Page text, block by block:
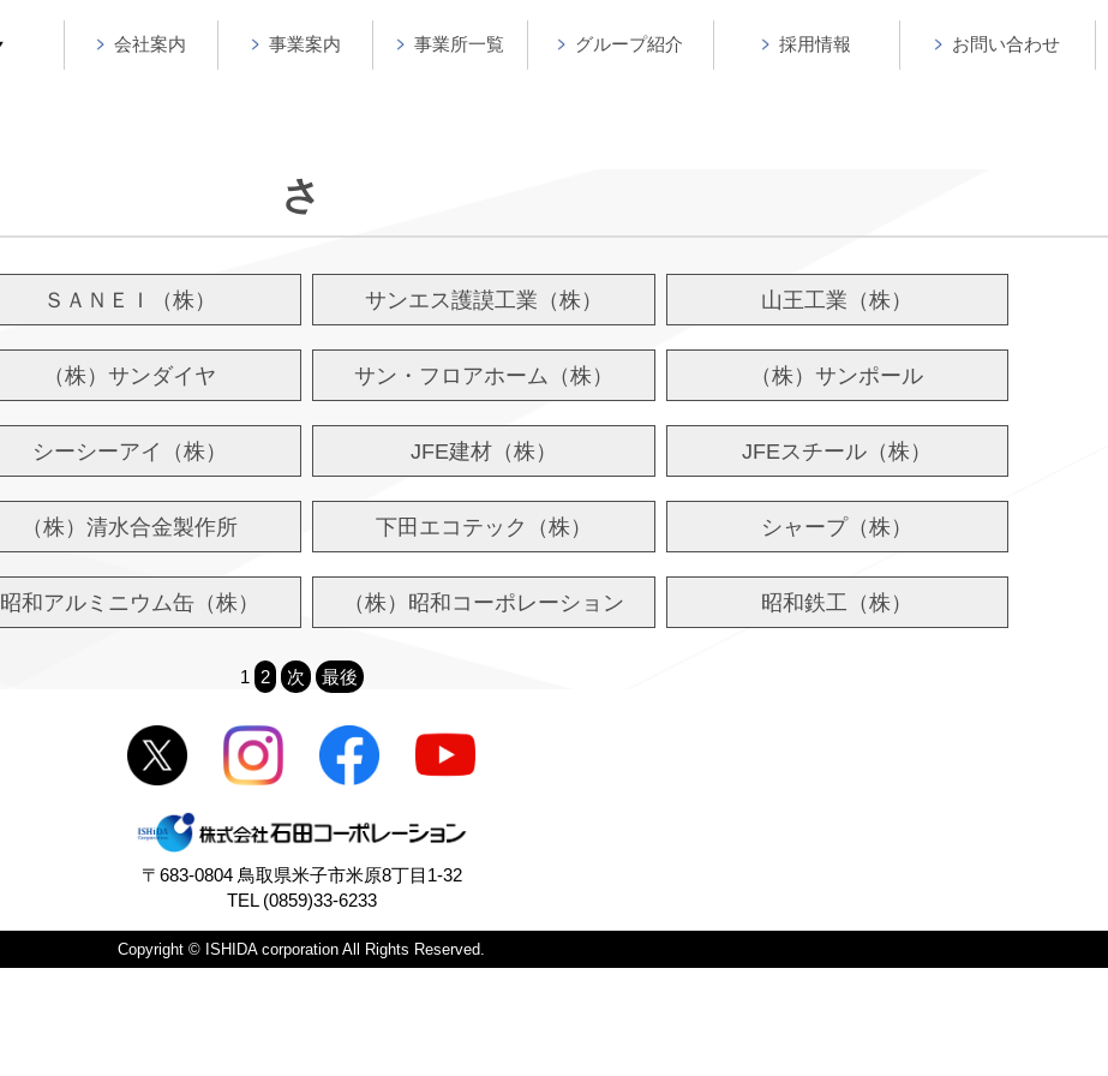
会社案内 事業案内 事業所一覧 グループ紹介 採用情報 お問い合わせ
さ
ＳＡＮＥＩ（株） サンエス護謨工業（株） 山王工業（株）
（株）サンダイヤ サン・フロアホーム（株） （株）サンポール
シーシーアイ（株） JFE建材（株） JFEスチール（株）
（株）清水合金製作所 下田エコテック（株） シャープ（株）
昭和アルミニウム缶（株） （株）昭和コーポレーション 昭和鉄工（株）
1 2 次 最後
〒683-0804 鳥取県米子市米原8丁目1-32
TEL (0859)33-6233
Copyright © ISHIDA corporation All Rights Reserved.